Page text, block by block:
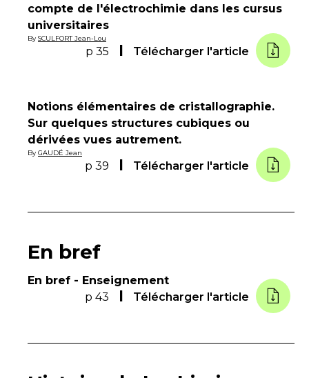
compte de l'électrochimie dans les cursus
universitaires
By SCULFORT Jean-Lou
p 35 Télécharger l'article
Notions élémentaires de cristallographie.
Sur quelques structures cubiques ou
dérivées vues autrement.
By GAUDÉ Jean
p 39 Télécharger l'article
En bref
En bref - Enseignement
p 43
Télécharger l'article